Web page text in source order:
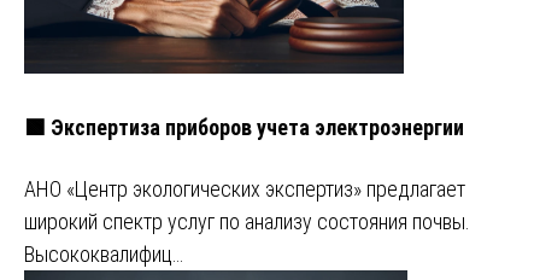
🟩 Экспертиза приборов учета электроэнергии
АНО «Центр экологических экспертиз» предлагает
широкий спектр услуг по анализу состояния почвы.
Высококвалифиц…